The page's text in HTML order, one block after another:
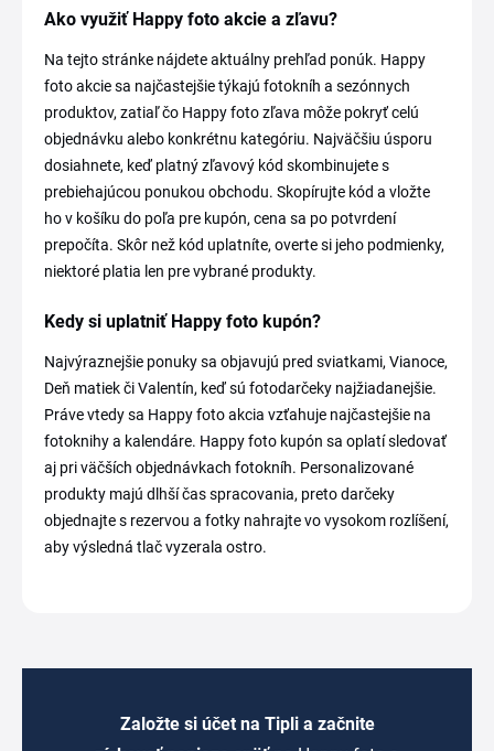
Ako využiť Happy foto akcie a zľavu?
Na tejto stránke nájdete aktuálny prehľad ponúk. Happy
foto akcie sa najčastejšie týkajú fotokníh a sezónnych
produktov, zatiaľ čo Happy foto zľava môže pokryť celú
objednávku alebo konkrétnu kategóriu. Najväčšiu úsporu
dosiahnete, keď platný zľavový kód skombinujete s
prebiehajúcou ponukou obchodu. Skopírujte kód a vložte
ho v košíku do poľa pre kupón, cena sa po potvrdení
prepočíta. Skôr než kód uplatníte, overte si jeho podmienky,
niektoré platia len pre vybrané produkty.
Kedy si uplatniť Happy foto kupón?
Najvýraznejšie ponuky sa objavujú pred sviatkami, Vianoce,
Deň matiek či Valentín, keď sú fotodarčeky najžiadanejšie.
Práve vtedy sa Happy foto akcia vzťahuje najčastejšie na
fotoknihy a kalendáre. Happy foto kupón sa oplatí sledovať
aj pri väčších objednávkach fotokníh. Personalizované
produkty majú dlhší čas spracovania, preto darčeky
objednajte s rezervou a fotky nahrajte vo vysokom rozlíšení,
aby výsledná tlač vyzerala ostro.
Založte si účet na Tipli a začnite